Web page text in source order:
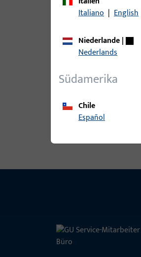
B 9000
B 9000
Alle Varianten ansehen
Italiano | English
Niederlande|
Nederlands
Südamerika
Chile
Español